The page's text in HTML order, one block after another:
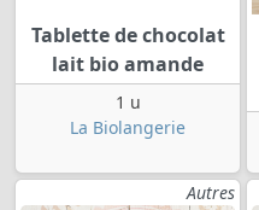
Tablette de chocolat
lait bio amande
1 u
La Biolangerie
Autres